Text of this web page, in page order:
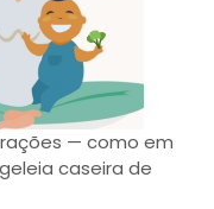
— como em
caseira de